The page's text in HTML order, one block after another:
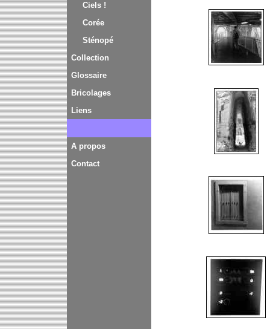
Ciels !
Corée
Sténopé
Collection
Glossaire
Bricolages
Liens
A propos
Contact